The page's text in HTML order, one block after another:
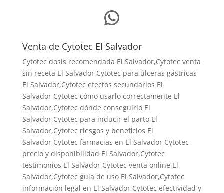
WhatsApp
Venta de Cytotec El Salvador
Cytotec dosis recomendada El Salvador,Cytotec venta
sin receta El Salvador,Cytotec para úlceras gástricas
El Salvador,Cytotec efectos secundarios El
Salvador,Cytotec cómo usarlo correctamente El
Salvador,Cytotec dónde conseguirlo El
Salvador,Cytotec para inducir el parto El
Salvador,Cytotec riesgos y beneficios El
Salvador,Cytotec farmacias en El Salvador,Cytotec
precio y disponibilidad El Salvador,Cytotec
testimonios El Salvador,Cytotec venta online El
Salvador,Cytotec guía de uso El Salvador,Cytotec
información legal en El Salvador,Cytotec efectividad y